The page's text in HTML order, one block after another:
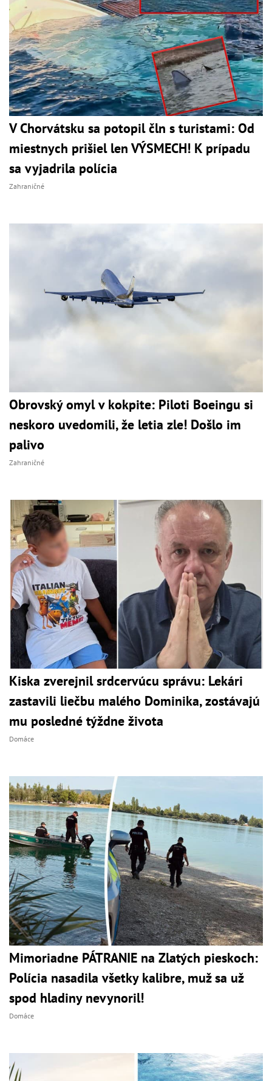
V Chorvátsku sa potopil čln s turistami: Od
miestnych prišiel len VÝSMECH! K prípadu
sa vyjadrila polícia
Zahraničné
Obrovský omyl v kokpite: Piloti Boeingu si
neskoro uvedomili, že letia zle! Došlo im
palivo
Zahraničné
Kiska zverejnil srdcervúcu správu: Lekári
zastavili liečbu malého Dominika, zostávajú
mu posledné týždne života
Domáce
Mimoriadne PÁTRANIE na Zlatých pieskoch:
Polícia nasadila všetky kalibre, muž sa už
spod hladiny nevynoril!
Domáce